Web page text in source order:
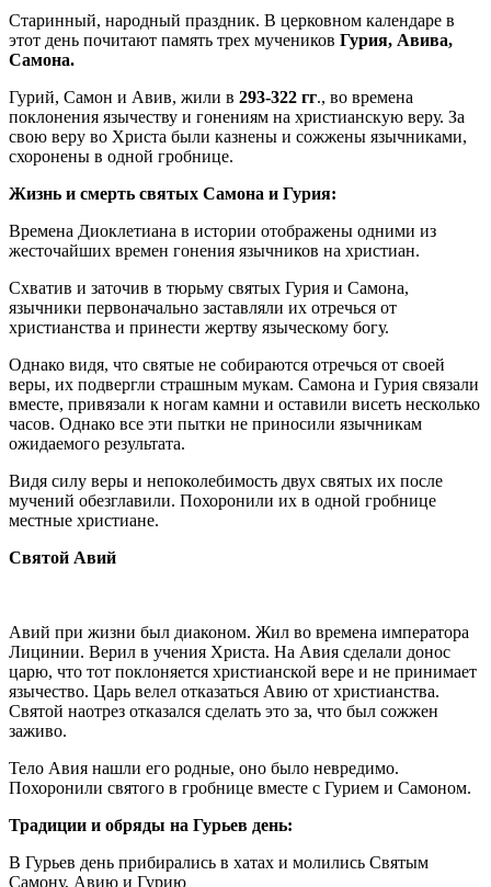
Старинный, народный праздник. В церковном календаре в
этот день почитают память трех мучеников Гурия, Авива,
Самона.
Гурий, Самон и Авив, жили в 293-322 гг., во времена
поклонения язычеству и гонениям на христианскую веру. За
свою веру во Христа были казнены и сожжены язычниками,
схоронены в одной гробнице.
Жизнь и смерть святых Самона и Гурия:
Времена Диоклетиана в истории отображены одними из
жесточайших времен гонения язычников на христиан.
Схватив и заточив в тюрьму святых Гурия и Самона,
язычники первоначально заставляли их отречься от
христианства и принести жертву языческому богу.
Однако видя, что святые не собираются отречься от своей
веры, их подвергли страшным мукам. Самона и Гурия связали
вместе, привязали к ногам камни и оставили висеть несколько
часов. Однако все эти пытки не приносили язычникам
ожидаемого результата.
Видя силу веры и непоколебимость двух святых их после
мучений обезглавили. Похоронили их в одной гробнице
местные христиане.
Святой Авий
Авий при жизни был диаконом. Жил во времена императора
Лицинии. Верил в учения Христа. На Авия сделали донос
царю, что тот поклоняется христианской вере и не принимает
язычество. Царь велел отказаться Авию от христианства.
Святой наотрез отказался сделать это за, что был сожжен
заживо.
Тело Авия нашли его родные, оно было невредимо.
Похоронили святого в гробнице вместе с Гурием и Самоном.
Традиции и обряды на Гурьев день:
В Гурьев день прибирались в хатах и молились Святым
Самону, Авию и Гурию